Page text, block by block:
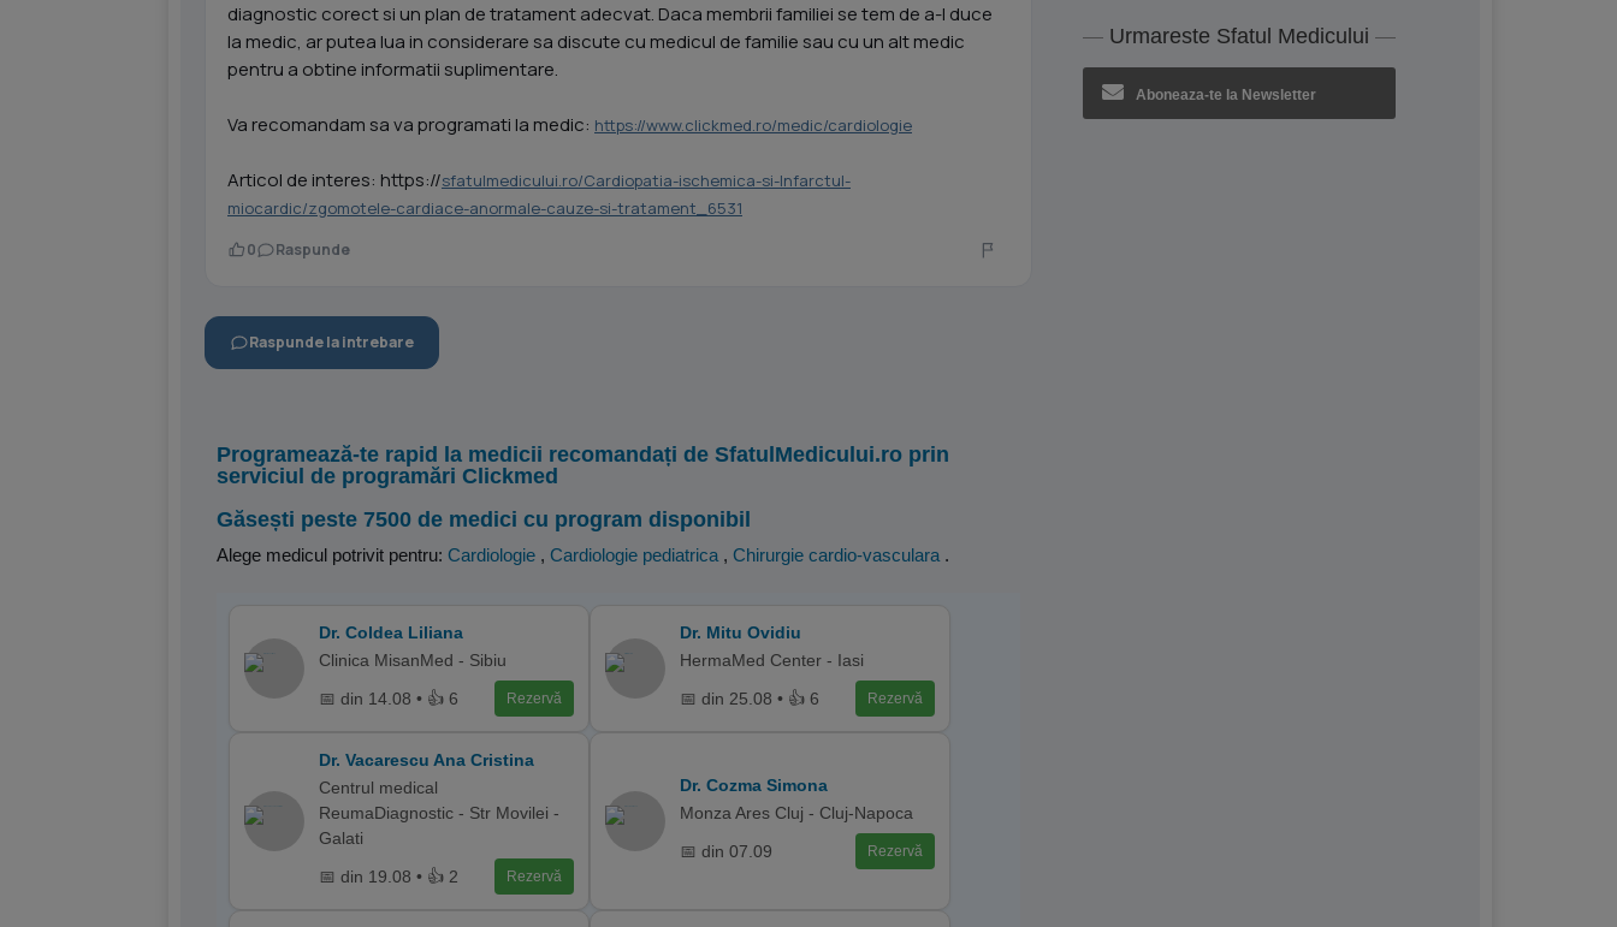
diagnostic corect si un plan de tratament adecvat. Daca membrii familiei se tem de a-l duce
la medic, ar putea lua in considerare sa discute cu medicul de familie sau cu un alt medic
pentru a obtine informatii suplimentare.
Va recomandam sa va programati la medic: https://www.clickmed.ro/medic/cardiologie
Articol de interes: https://sfatulmedicului.ro/Cardiopatia-ischemica-si-Infarctul-
miocardic/zgomotele-cardiace-anormale-cauze-si-tratament_6531
0 Raspunde
Raspunde la intrebare
Programează-te rapid la medicii recomandați de SfatulMedicului.ro prin
serviciul de programări Clickmed
Găsești peste 7500 de medici cu program disponibil
Alege medicul potrivit pentru: Cardiologie , Cardiologie pediatrica , Chirurgie cardio-vasculara .
Dr. Coldea Liliana
Clinica MisanMed - Sibiu
📅 din 14.08 • 👍 6
Rezervă
Dr. Mitu Ovidiu
HermaMed Center - Iasi
📅 din 25.08 • 👍 6
Rezervă
Dr. Vacarescu Ana Cristina
Centrul medical
ReumaDiagnostic - Str Movilei -
Galati
📅 din 19.08 • 👍 2
Rezervă
Dr. Cozma Simona
Monza Ares Cluj - Cluj-Napoca
📅 din 07.09
Rezervă
Urmareste Sfatul Medicului
Aboneaza-te la Newsletter